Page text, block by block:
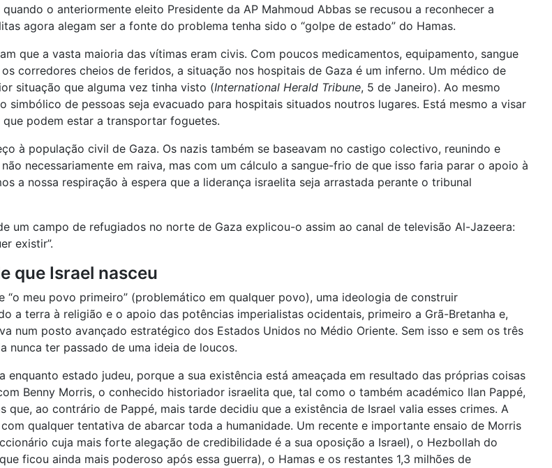
o anteriormente eleito Presidente da AP Mahmoud Abbas se recusou a reconhecer a
agora alegam ser a fonte do problema tenha sido o “golpe de estado” do Hamas.
que a vasta maioria das vítimas eram civis. Com poucos medicamentos, equipamento, sangue
corredores cheios de feridos, a situação nos hospitais de Gaza é um inferno. Um médico de
situação que alguma vez tinha visto (International Herald Tribune, 5 de Janeiro). Ao mesmo
de pessoas seja evacuado para hospitais situados noutros lugares. Está mesmo a visar
podem estar a transportar foguetes.
à população civil de Gaza. Os nazis também se baseavam no castigo colectivo, reunindo e
necessariamente em raiva, mas com um cálculo a sangue-frio de que isso faria parar o apoio à
a nossa respiração à espera que a liderança israelita seja arrastada perante o tribunal
um campo de refugiados no norte de Gaza explicou-o assim ao canal de televisão Al-Jazeera:
existir”.
que Israel nasceu
meu povo primeiro” (problemático em qualquer povo), uma ideologia de construir
a terra à religião e o apoio das potências imperialistas ocidentais, primeiro a Grã-Bretanha e,
num posto avançado estratégico dos Estados Unidos no Médio Oriente. Sem isso e sem os três
nunca ter passado de uma ideia de loucos.
estado judeu, porque a sua existência está ameaçada em resultado das próprias coisas
Benny Morris, o conhecido historiador israelita que, tal como o também académico Ilan Pappé,
ao contrário de Pappé, mais tarde decidiu que a existência de Israel valia esses crimes. A
qualquer tentativa de abarcar toda a humanidade. Um recente e importante ensaio de Morris
cuja mais forte alegação de credibilidade é a sua oposição a Israel), o Hezbollah do
ficou ainda mais poderoso após essa guerra), o Hamas e os restantes 1,3 milhões de